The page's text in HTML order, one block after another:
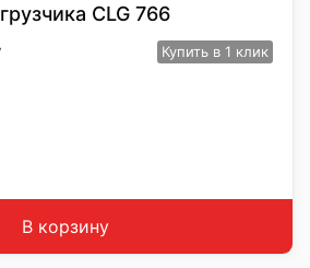
CLG 766
Купить в 1 клик
В корзину